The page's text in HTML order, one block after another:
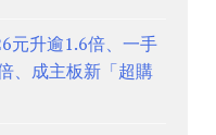
元升逾1.6倍、一手
、成主板新「超購